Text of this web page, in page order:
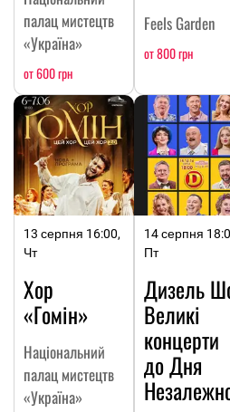
палац мистецтв
«Україна»
от 600 грн
Feels Garden
от 800 грн
13 серпня 16:00,
Чт
Хор
«Гомін»
Національний
палац мистецтв
«Україна»
14 серпня
Пт
Дизель
Великі
концерти
до Дня